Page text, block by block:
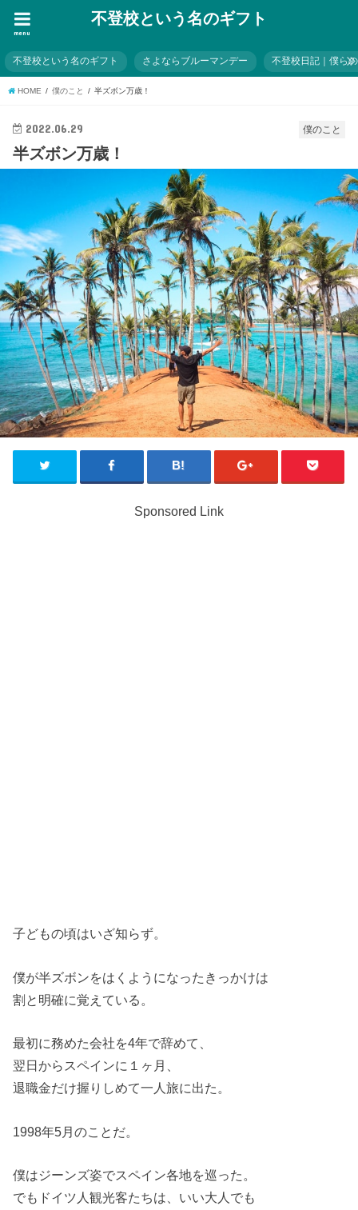
不登校という名のギフト
menu
不登校という名のギフト さよならブルーマンデー 不登校日記｜僕ら
HOME 僕のこと 半ズボン万歳！
僕のこと
2022.06.29
半ズボン万歳！
Sponsored Link
子どもの頃はいざ知らず。
僕が半ズボンをはくようになったきっかけは
割と明確に覚えている。
最初に務めた会社を4年で辞めて、
翌日からスペインに１ヶ月、
退職金だけ握りしめて一人旅に出た。
1998年5月のことだ。
僕はジーンズ姿でスペイン各地を巡った。
でもドイツ人観光客たちは、いい大人でも